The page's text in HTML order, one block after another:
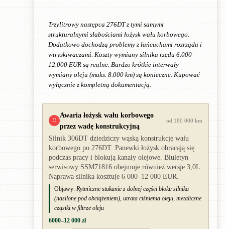
Trzylitrowy następca 276DT z tymi samymi
strukturalnymi słabościami łożysk wału korbowego.
Dodatkowo dochodzą problemy z łańcuchami rozrządu i
wtryskiwaczami. Koszty wymiany silnika rzędu 6.000–
12.000 EUR są realne. Bardzo krótkie interwały
wymiany oleju (maks. 8.000 km) są konieczne. Kupować
wyłącznie z kompletną dokumentacją.
!!
Awaria łożysk wału korbowego
przez wadę konstrukcyjną
od 180 000 km
Silnik 306DT dziedziczy wąską konstrukcję wału
korbowego po 276DT. Panewki łożysk obracają się
podczas pracy i blokują kanały olejowe. Biuletyn
serwisowy SSM71816 obejmuje również wersje 3,0L.
Naprawa silnika kosztuje 6 000–12 000 EUR.
Objawy: Rytmiczne stukanie z dolnej części bloku silnika
(nasilone pod obciążeniem), utrata ciśnienia oleju, metaliczne
cząstki w filtrze oleju
6000–12 000 zł